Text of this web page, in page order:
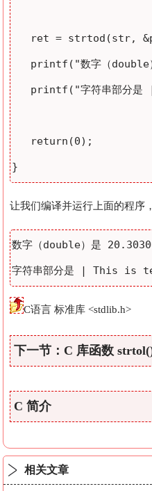
让我们编译并运行上面的程序
数字（double）是
C语言 标准库 <stdlib.h>
下一节：C 库函数
C 简介
相关文章